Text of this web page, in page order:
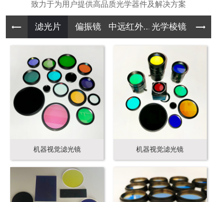
滤光片 偏振镜 中远红外... 光学棱镜 其它
机器视觉滤光镜 机器视觉滤光镜